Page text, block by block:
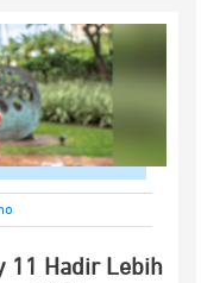
11 Hadir Lebih